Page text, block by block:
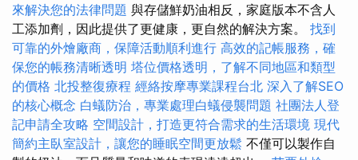
來解決您的法律問題 與存儲鮮奶油相反，家庭版本不含人
工添加劑，因此提供了更健康，更自然的解決方案。 找到
可靠的外燴廠商，保障活動順利進行 高效的記帳服務，確
保您的帳務清晰透明 塔位價格透明，了解不同地區和類型
的價格 北投整復療程 經絡按摩專業課程台北 深入了解SEO
的核心概念 白蟻防治，專業處理白蟻侵襲問題 社團法人登
記申請全攻略 空間設計，打造更符合需求的生活環境 現代
簡約主臥室設計，讓您的睡眠空間更放鬆 不僅可以製作自